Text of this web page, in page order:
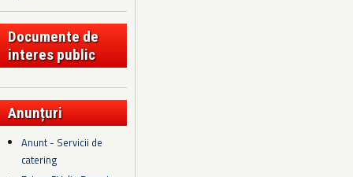
Documente de
interes public
Anunțuri
Anunt - Servicii de
catering